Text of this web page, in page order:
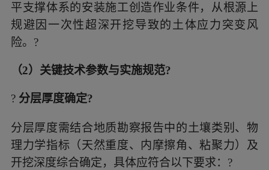
平支撑体系的安装施工创造作业条件，从根源上
规避因一次性超深开挖导致的土体应力突变风
险。?
（2）关键技术参数与实施规范?
? 分层厚度确定?
分层厚度需结合地质勘察报告中的土壤类别、物
理力学指标（天然重度、内摩擦角、粘聚力）及
开挖深度综合确定，具体应符合以下要求：?